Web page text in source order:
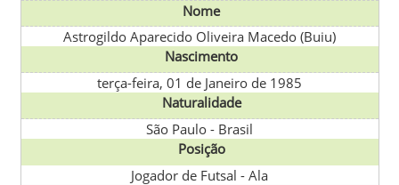
Nome
Astrogildo Aparecido Oliveira Macedo (Buiu)
Nascimento
terça-feira, 01 de Janeiro de 1985
Naturalidade
São Paulo - Brasil
Posição
Jogador de Futsal - Ala